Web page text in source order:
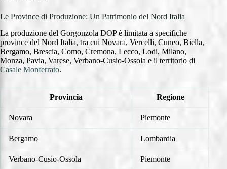
Le Province di Produzione: Un Patrimonio del Nord Italia
La produzione del Gorgonzola DOP è limitata a specifiche
province del Nord Italia, tra cui Novara, Vercelli, Cuneo, Biella,
Bergamo, Brescia, Como, Cremona, Lecco, Lodi, Milano,
Monza, Pavia, Varese, Verbano-Cusio-Ossola e il territorio di
Casale Monferrato.
Provincia Regione
Novara Piemonte
Bergamo Lombardia
Verbano-Cusio-Ossola
Piemonte